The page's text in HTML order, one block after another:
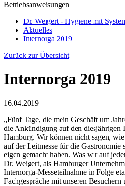
Betriebsanweisungen
Dr. Weigert - Hygiene mit
Aktuelles
Internorga 2019
Zurück zur Übersicht
Internorga 2019
16.04.2019
„Fünf Tage, die mein Geschäft um
die Ankündigung auf den diesjährigen
Hamburg. Wir können nicht sagen,
auf der Leitmesse für die Gastronomie
eigen gemacht haben. Was wir auf
Dr. Weigert, als Hamburger
Internorga-Messeteilnahme in Folge
Fachgespräche mit unseren Besuchern